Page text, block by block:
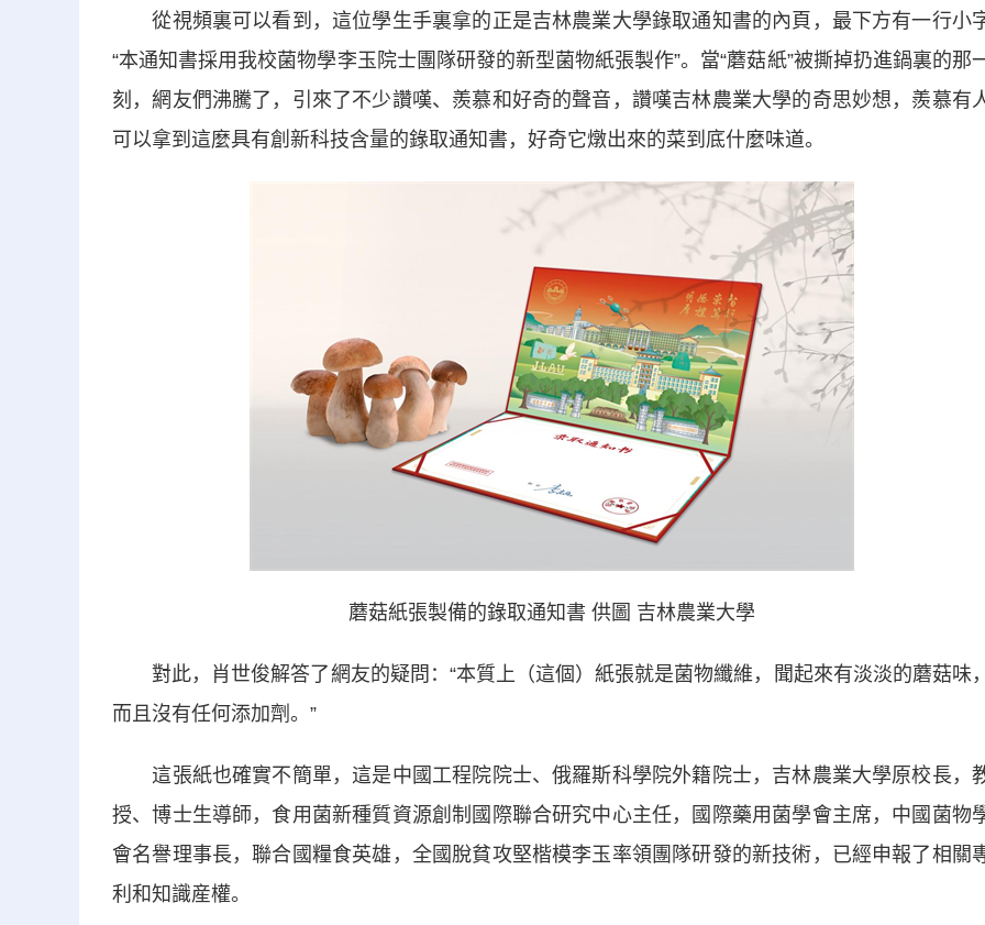
從視頻裏可以看到，這位學生手裏拿的正是吉林農業大學錄取通知書的內頁，最下方有一行小
“本通知書採用我校菌物學李玉院士團隊研發的新型菌物紙張製作”。當“蘑菇紙”被撕掉扔進鍋裏的那
刻，網友們沸騰了，引來了不少讚嘆、羨慕和好奇的聲音，讚嘆吉林農業大學的奇思妙想，羨慕有
可以拿到這麼具有創新科技含量的錄取通知書，好奇它燉出來的菜到底什麼味道。
蘑菇紙張製備的錄取通知書 供圖 吉林農業大學
對此，肖世俊解答了網友的疑問：“本質上（這個）紙張就是菌物纖維，聞起來有淡淡的蘑菇味
而且沒有任何添加劑。”
這張紙也確實不簡單，這是中國工程院院士、俄羅斯科學院外籍院士，吉林農業大學原校長，
授、博士生導師，食用菌新種質資源創制國際聯合研究中心主任，國際藥用菌學會主席，中國菌物
會名譽理事長，聯合國糧食英雄，全國脫貧攻堅楷模李玉率領團隊研發的新技術，已經申報了相關
利和知識産權。